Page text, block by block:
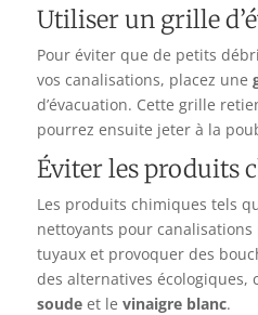
Utiliser un grille
Pour éviter que de petits
vos canalisations, placez une
d’évacuation. Cette grille
pourrez ensuite jeter à la
Éviter les produits
Les produits chimiques tels
nettoyants pour
tuyaux et provoquer des
des alternatives écologiques,
soudeet le vinaigre blanc.